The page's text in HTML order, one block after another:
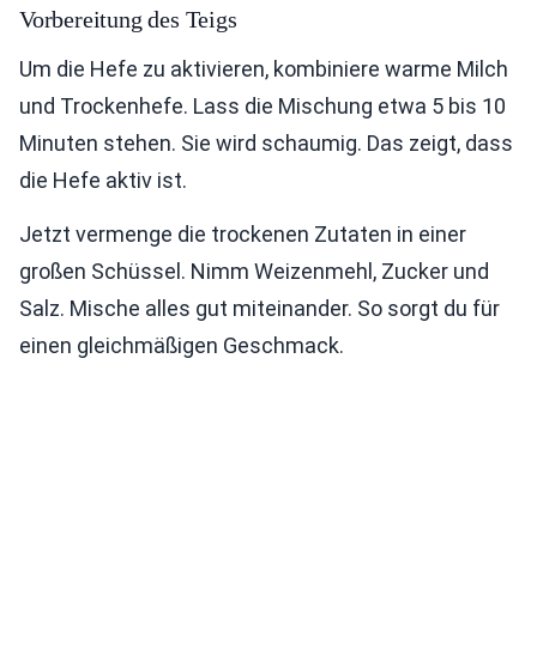
Vorbereitung des Teigs
Um die Hefe zu aktivieren, kombiniere warme Milch
und Trockenhefe. Lass die Mischung etwa 5 bis 10
Minuten stehen. Sie wird schaumig. Das zeigt, dass
die Hefe aktiv ist.
Jetzt vermenge die trockenen Zutaten in einer
großen Schüssel. Nimm Weizenmehl, Zucker und
Salz. Mische alles gut miteinander. So sorgt du für
einen gleichmäßigen Geschmack.